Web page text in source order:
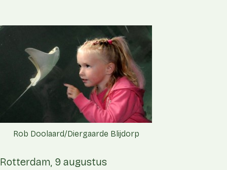
Rob Doolaard/Diergaarde Blijdorp
Rotterdam, 9 augustus